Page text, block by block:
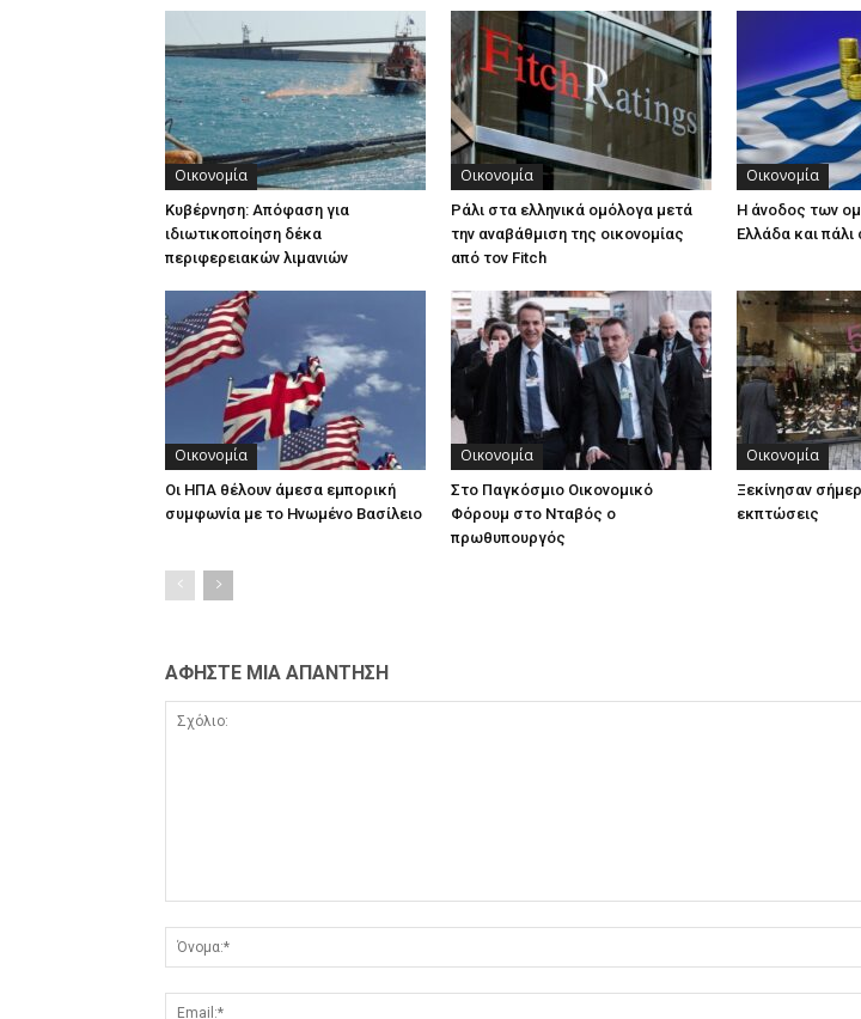
Οικονομία
Κυβέρνηση: Απόφαση για
ιδιωτικοποίηση δέκα
περιφερειακών λιμανιών
Οικονομία
Ράλι στα ελληνικά ομόλογα μετά
την αναβάθμιση της οικονομίας
από τον Fitch
Οικονομία
Η άνοδος των
Ελλάδα και πάλι
Οικονομία
Οι ΗΠΑ θέλουν άμεσα εμπορική
συμφωνία με το Ηνωμένο Βασίλειο
Οικονομία
Στο Παγκόσμιο Οικονομικό
Φόρουμ στο Νταβός ο
πρωθυπουργός
Οικονομία
Ξεκίνησαν
εκπτώσεις
ΑΦΗΣΤΕ ΜΙΑ ΑΠΑΝΤΗΣΗ